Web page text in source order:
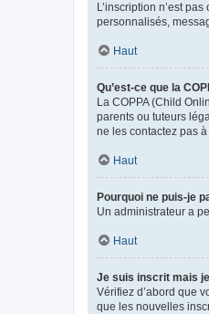
L’inscription n’est
personnalisés,
Haut
Qu’est-ce que la
La COPPA (Child
parents ou tuteurs
ne les contactez pas
Haut
Pourquoi ne puis-je
Un administrateur a
Haut
Je suis inscrit mais
Vérifiez d’abord que
que les nouvelles